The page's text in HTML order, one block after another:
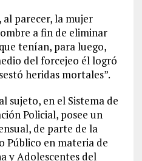
parecer, la mujer
a fin de eliminar
tenían, para luego,
del forcejeo él logró
heridas mortales”.
sujeto, en el Sistema de
Policial, posee un
de parte de la
Público en materia de
y Adolescentes del